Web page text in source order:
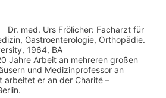
Dr. med. Urs Frölicher: Facharzt für
Gastroenterologie, Orthopädie.
1964, BA
Jahre Arbeit an mehreren großen
und Medizinprofessor an
arbeitet er an der Charité –